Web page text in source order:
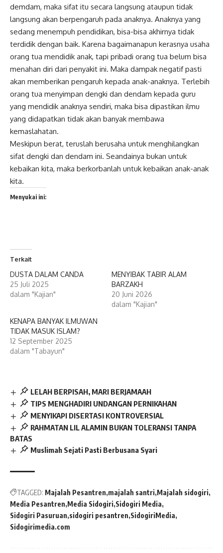
demdam, maka sifat itu secara langsung ataupun tidak
langsung akan berpengaruh pada anaknya. Anaknya yang
sedang menempuh pendidikan, bisa-bisa akhirnya tidak
terdidik dengan baik. Karena bagaimanapun kerasnya usaha
orang tua mendidik anak, tapi pribadi orang tua belum bisa
menahan diri dari penyakit ini. Maka dampak negatif pasti
akan memberikan pengaruh kepada anak-anaknya. Terlebih
orang tua menyimpan dengki dan dendam kepada guru
yang mendidik anaknya sendiri, maka bisa dipastikan ilmu
yang didapatkan tidak akan banyak membawa
kemaslahatan.
Meskipun berat, teruslah berusaha untuk menghilangkan
sifat dengki dan dendam ini. Seandainya bukan untuk
kebaikan kita, maka berkorbanlah untuk kebaikan anak-anak
kita.
Menyukai ini:
Terkait
DUSTA DALAM CANDA
25 Juli 2025
dalam "Kajian"
MENYIBAK TABIR ALAM
BARZAKH
20 Juni 2026
dalam "Kajian"
KENAPA BANYAK ILMUWAN
TIDAK MASUK ISLAM?
12 September 2025
dalam "Tabayun"
LELAH BERPISAH, MARI BERJAMAAH
TIPS MENGHADIRI UNDANGAN PERNIKAHAN
MENYIKAPI DISERTASI KONTROVERSIAL
RAHMATAN LIL ALAMIN BUKAN TOLERANSI TANPA
BATAS
Muslimah Sejati Pasti Berbusana Syari
TAGGED: Majalah Pesantren majalah santri Majalah sidogiri
Media Pesantren Media Sidogiri Sidogiri Media
Sidogiri Pasuruan sidogiri pesantren SidogiriMedia
Sidogirimedia.com